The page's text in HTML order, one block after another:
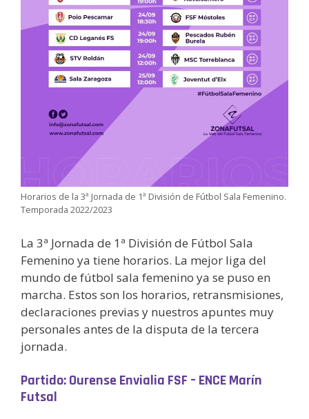
Horarios de la 3ª Jornada de 1ª División de Fútbol Sala Femenino.
Temporada 2022/2023
La 3ª Jornada de 1ª División de Fútbol Sala
Femenino ya tiene horarios. La mejor liga del
mundo de fútbol sala femenino ya se puso en
marcha. Estos son los horarios, retransmisiones,
declaraciones previas y nuestros apuntes muy
personales antes de la disputa de la tercera
jornada.
Partido: Ourense Envialia FSF – ENCE Marín
Futsal